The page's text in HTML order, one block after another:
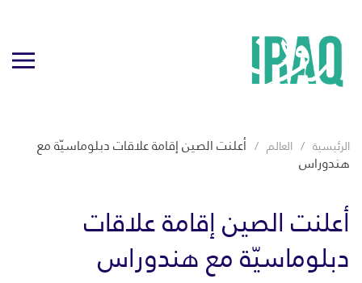
الرئيسية العالم أعلنت الصين إقامة علاقات دبلوماسيّة مع
هندوراس
أعلنت الصين إقامة علاقات
دبلوماسيّة مع هندوراس